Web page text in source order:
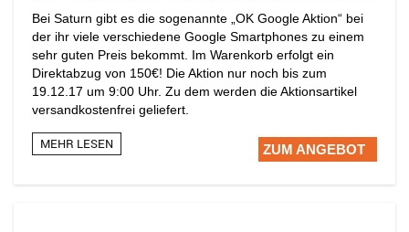
Bei Saturn gibt es die sogenannte „OK Google Aktion“ bei
der ihr viele verschiedene Google Smartphones zu einem
sehr guten Preis bekommt. Im Warenkorb erfolgt ein
Direktabzug von 150€! Die Aktion nur noch bis zum
19.12.17 um 9:00 Uhr. Zu dem werden die Aktionsartikel
versandkostenfrei geliefert.
MEHR LESEN ZUM ANGEBOT